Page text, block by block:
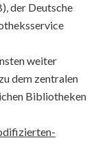
der Deutsche
weiter
dem zentralen
Bibliotheken